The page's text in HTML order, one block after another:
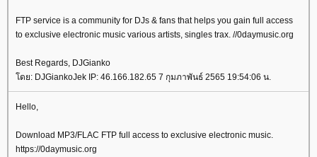
FTP service is a community for DJs & fans that helps you gain full access
to exclusive electronic music various artists, singles trax. //0daymusic.org
Best Regards, DJGianko
ดย: DJGiankoJek IP: 46.166.182.65 7 กุมภาพันธ์ 2565 19:54:06 น.
Hello,
Download MP3/FLAC FTP full access to exclusive electronic music.
https://0daymusic.org